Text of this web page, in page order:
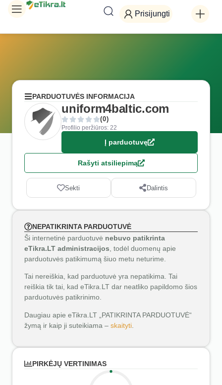
Prisijungti
PARDUOTUVĖS INFORMACIJA
uniform4baltic.com
(0)
Profilio peržiūros: 22
Į parduotuvę
Rašyti atsiliepimą
Sekti Dalintis
NEPATIKRINTA PARDUOTUVĖ
Ši internetinė parduotuvė nebuvo patikrinta
eTikra.LT administracijos , todėl duomenų apie
parduotuvės patikimumą šiuo metu neturime.
Tai nereiškia, kad parduotuvė yra nepatikima. Tai
reiškia tik tai, kad eTikra.LT dar neatliko papildomo šios
parduotuvės patikrinimo.
Daugiau apie eTikra.LT „PATIKRINTA PARDUOTUVĖ“
žymą ir kaip ji suteikiama – skaityti
PIRKĖJŲ VERTINIMAS